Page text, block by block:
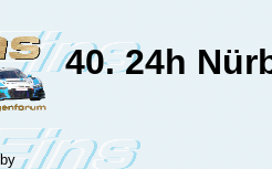
40. 24h